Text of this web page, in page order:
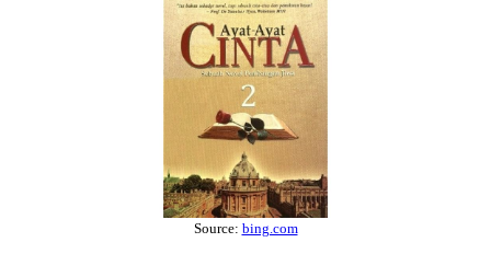
Source: bing.com